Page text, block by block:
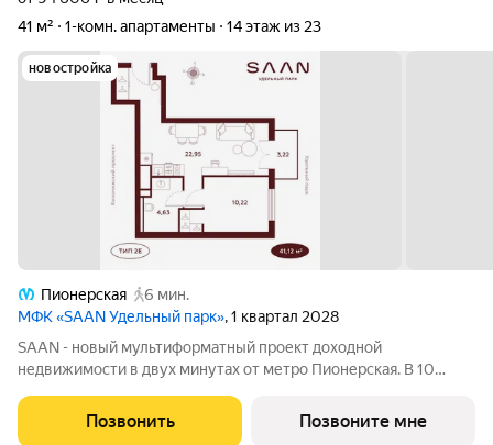
41 м²
1-комн. апартаменты 14 этаж из 23
новостройка
Пионерская
6 мин.
МФК «SAAN Удельный парк», 1 квартал 2028
SAAN - новый мультиформатный проект доходной
недвижимости в двух минутах от метро Пионерская. В 10
представлены различные варианты: от компактных студий до
просторных резиденций с панорамными
Позвонить Позвоните мне